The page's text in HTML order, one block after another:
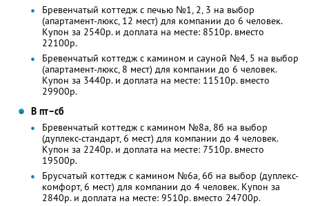
Бревенчатый коттедж с печью №1, 2, 3 на выбор
(апартамент-люкс, 12 мест) для компании до 6 человек.
Купон за 2540р. и доплата на месте: 8510р. вместо
22100р.
Бревенчатый коттедж с камином и сауной №4, 5 на выбор
(апартамент-люкс, 8 мест) для компании до 6 человек.
Купон за 3440р. и доплата на месте: 11510р. вместо
29900р.
В пт–сб
Бревенчатый коттедж с камином №8а, 8б на выбор
(дуплекс-стандарт, 6 мест) для компании до 4 человек.
Купон за 2240р. и доплата на месте: 7510р. вместо
19500р.
Брусчатый коттедж с камином №6а, 6б на выбор (дуплекс-
комфорт, 6 мест) для компании до 4 человек. Купон за
2840р. и доплата на месте: 9510р. вместо 24700р.